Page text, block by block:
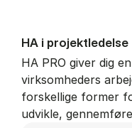
HA i pro­jekt­le­del­se
HA PRO giver dig
virksomheders
forskellige former
udvikle,